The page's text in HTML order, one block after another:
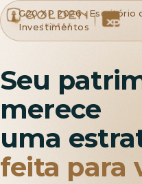
G20 XP 2026 · Escritório
Investimentos
Seu
merece
uma
feita para